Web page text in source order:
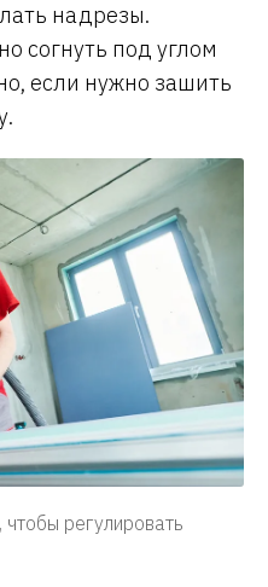
надрезы.
согнуть под углом
если нужно зашить
регулировать